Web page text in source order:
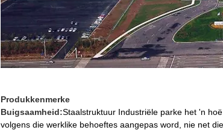
Produkkenmerke
Buigsaamheid:Staalstruktuur Industriële parke het 'n
volgens die werklike behoeftes aangepas word, nie net